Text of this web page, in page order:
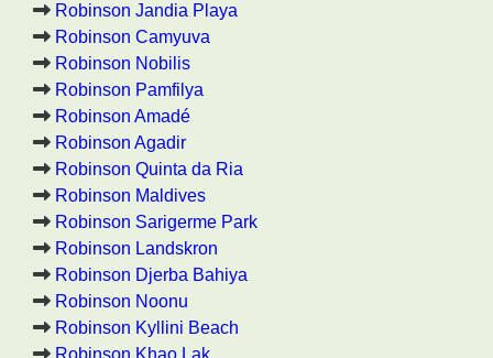
Robinson Jandia Playa
Robinson Camyuva
Robinson Nobilis
Robinson Pamfilya
Robinson Amadé
Robinson Agadir
Robinson Quinta da Ria
Robinson Maldives
Robinson Sarigerme Park
Robinson Landskron
Robinson Djerba Bahiya
Robinson Noonu
Robinson Kyllini Beach
Robinson Khao Lak